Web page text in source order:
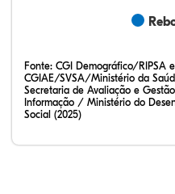
Fonte: CGI Demográfico/RIPSA e
CGIAE/SVSA/Ministério da
Secretaria de Avaliação e
Informação / Ministério do
Social (2025)